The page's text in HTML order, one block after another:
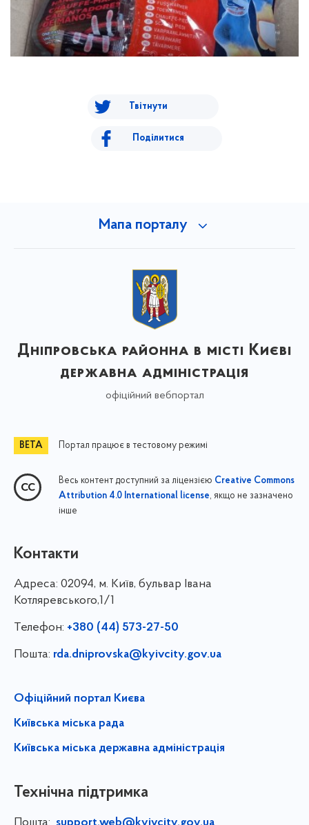
Твітнути
Поділитися
Мапа порталу
Дніпровська районна в місті Києві
державна адміністрація
офіційний вебпортал
Портал працює в тестовому режимі
Весь контент доступний за ліцензією Creative Commons
Attribution 4.0 International license, якщо не зазначено
інше
Контакти
Адреса: 02094, м. Київ, бульвар Івана
Котляревського,1/1
Телефон: +380 (44) 573-27-50
Пошта: rda.dniprovska@kyivcity.gov.ua
Офіційний портал Києва
Київська міська рада
Київська міська державна адміністрація
Технічна підтримка
Пошта: